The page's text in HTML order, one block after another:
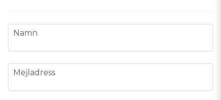
name
Namn
email
Mejladress